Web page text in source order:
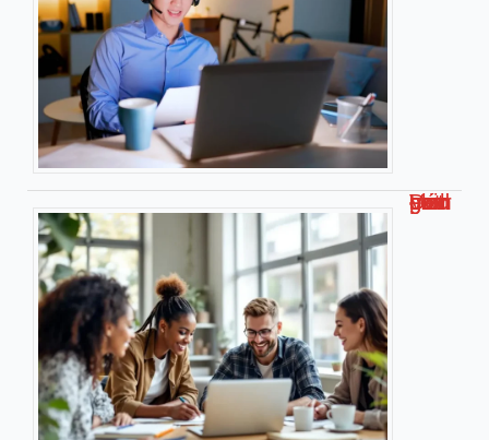
Découvrez malgrim com : Votre guide complet